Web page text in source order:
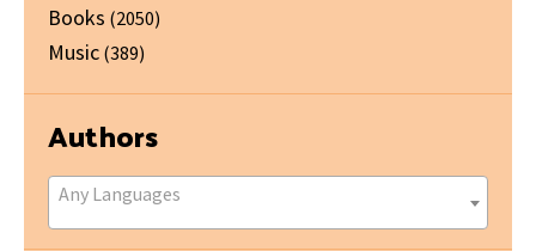
Books (2050)
Music (389)
Authors
Any Languages